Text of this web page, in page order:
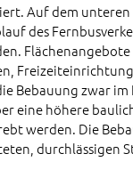
Auf dem
des
Bebauung zwar
eine höhere
werden. Die
durchlässigen